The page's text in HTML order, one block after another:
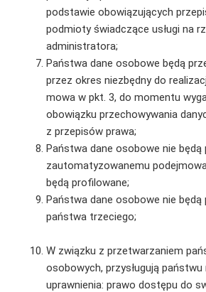
podstawie obowiązujących
podmioty świadczące usługi na
administratora;
Państwa dane osobowe będą
przez okres niezbędny do
mowa w pkt. 3, do momentu
obowiązku przechowywania
z przepisów prawa;
Państwa dane osobowe nie będą
zautomatyzowanemu
będą profilowane;
Państwa dane osobowe nie będą
państwa trzeciego;
W związku z przetwarzaniem
osobowych, przysługują
uprawnienia: prawo dostępu do